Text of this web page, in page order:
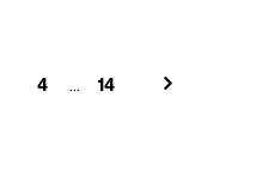
4 ... 14